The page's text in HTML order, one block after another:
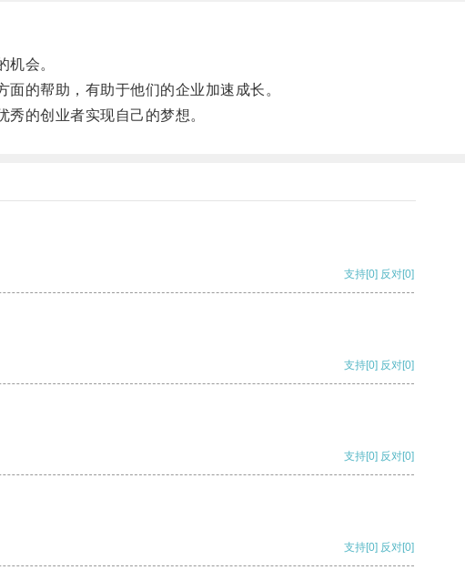
会。
的帮助，有助于他们的企业加速成长。
的创业者实现自己的梦想。
支持[0] 反对[0]
支持[0] 反对[0]
支持[0] 反对[0]
支持[0] 反对[0]